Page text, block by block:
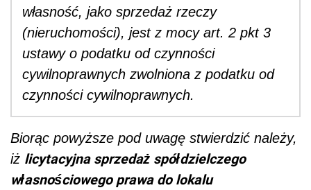
własność, jako sprzedaż rzeczy
(nieruchomości), jest z mocy art. 2 pkt 3
ustawy o podatku od czynności
cywilnoprawnych zwolniona z podatku od
czynności cywilnoprawnych.
Biorąc powyższe pod uwagę stwierdzić należy,
iż licytacyjna sprzedaż spółdzielczego
własnościowego prawa do lokalu